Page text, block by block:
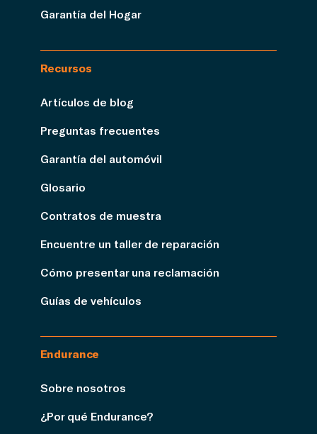
Garantía del Hogar
Recursos
Artículos de blog
Preguntas frecuentes
Garantía del automóvil
Glosario
Contratos de muestra
Encuentre un taller de reparación
Cómo presentar una reclamación
Guías de vehículos
Endurance
Sobre nosotros
¿Por qué Endurance?